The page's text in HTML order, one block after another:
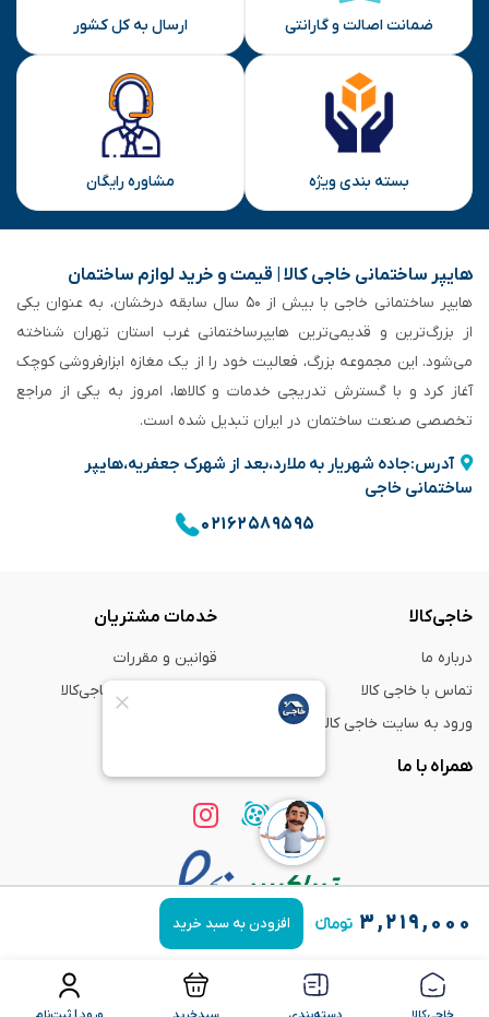
۳,۲۱۹,۰۰۰ افزودن به سبد خرید
ضمانت اصالت و گارانتی ارسال به کل کشور
بسته بندی ویژه مشاوره رایگان
هایپر ساختمانی خاجی‌ کالا | قیمت و خرید لوازم ساختمان
هایپر ساختمانی خاجی‌ با بیش از ۵۰ سال سابقه‌ درخشان، به عنوان یکی
از بزرگ‌ترین و قدیمی‌ترین هایپرساختمانی‌ غرب استان تهران شناخته
می‌شود. این مجموعه بزرگ، فعالیت خود را از یک مغازه ابزارفروشی کوچک
آغاز کرد و با گسترش تدریجی خدمات و کالاها، امروز به یکی از مراجع
تخصصی صنعت ساختمان در ایران تبدیل شده است.
آدرس:جاده شهریار به ملارد،بعد از شهرک جعفریه،هایپر
ساختمانی خاجی
۰۲۱۶۲۵۸۹۵۹۵
خاجی‌کالا
درباره ما
تماس با خاجی کالا
ورود به سایت خاجی‌ کالا
خدمات مشتریان
قوانین و مقررات
راهنمای خرید از خاجی‌کالا
همراه با ما
استفاده از مطالب فروشگاه اینترنتی خاجی‌ کالا
فقط برای مقاصد غیر تجاری و با ذکر
منبع بلامانع است.